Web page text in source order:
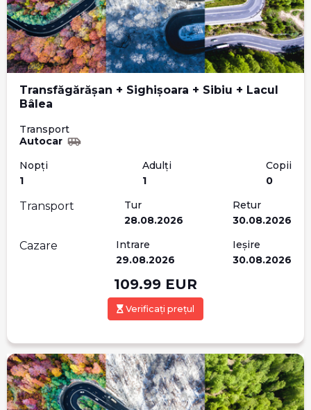
Transfăgărășan + Sighișoara + Sibiu + Lacul
Bâlea
Transport
Autocar
Nopți
1
Adulți
1
Copii
0
Transport
Tur
28.08.2026
Retur
30.08.2026
Cazare
Intrare
29.08.2026
Ieșire
30.08.2026
109.99 EUR
Verificați prețul